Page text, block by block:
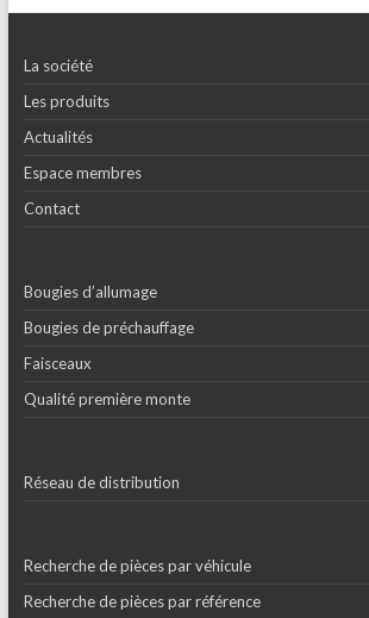
La société
Les produits
Actualités
Espace membres
Contact
Bougies d’allumage
Bougies de préchauffage
Faisceaux
Qualité première monte
Réseau de distribution
Recherche de pièces par véhicule
Recherche de pièces par référence